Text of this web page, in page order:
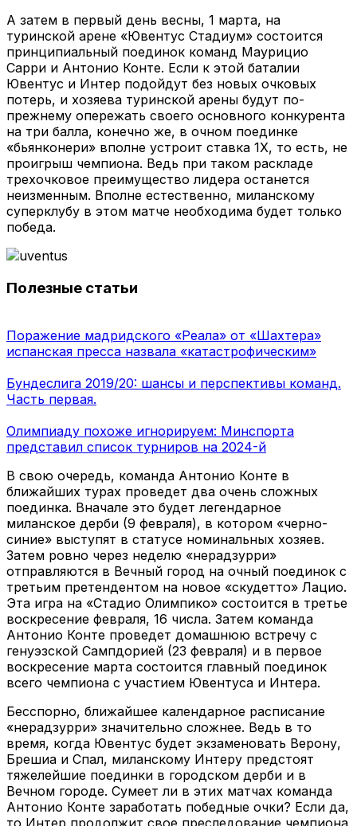
А затем в первый день весны, 1 марта, на
туринской арене «Ювентус Стадиум» состоится
принципиальный поединок команд Маурицио
Сарри и Антонио Конте. Если к этой баталии
Ювентус и Интер подойдут без новых очковых
потерь, и хозяева туринской арены будут по-
прежнему опережать своего основного конкурента
на три балла, конечно же, в очном поединке
«бьянконери» вполне устроит ставка 1Х, то есть, не
проигрыш чемпиона. Ведь при таком раскладе
трехочковое преимущество лидера останется
неизменным. Вполне естественно, миланскому
суперклубу в этом матче необходима будет только
победа.
Полезные статьи
Поражение мадридского «Реала» от «Шахтера»
испанская пресса назвала «катастрофическим»
Бундеслига 2019/20: шансы и перспективы команд.
Часть первая.
Олимпиаду похоже игнорируем: Минспорта
представил список турниров на 2024-й
В свою очередь, команда Антонио Конте в
ближайших турах проведет два очень сложных
поединка. Вначале это будет легендарное
миланское дерби (9 февраля), в котором «черно-
синие» выступят в статусе номинальных хозяев.
Затем ровно через неделю «нерадзурри»
отправляются в Вечный город на очный поединок с
третьим претендентом на новое «скудетто» Лацио.
Эта игра на «Стадио Олимпико» состоится в третье
воскресение февраля, 16 числа. Затем команда
Антонио Конте проведет домашнюю встречу с
генуэзской Сампдорией (23 февраля) и в первое
воскресение марта состоится главный поединок
всего чемпиона с участием Ювентуса и Интера.
Бесспорно, ближайшее календарное расписание
«нерадзурри» значительно сложнее. Ведь в то
время, когда Ювентус будет экзаменовать Верону,
Брешиа и Спал, миланскому Интеру предстоят
тяжелейшие поединки в городском дерби и в
Вечном городе. Сумеет ли в этих матчах команда
Антонио Конте заработать победные очки? Если да,